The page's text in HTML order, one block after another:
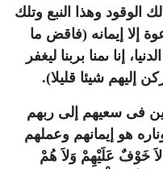
الوقود وهذا النبع وتلك
إلا إيمانه (فاقض ما
إنا ىمنا بربنا ليغفر
إليهم شيئا قليلا).
فى سعيهم إلى ربهم
هو إيمانهم وعملهم
لاَ خَوْفٌ عَلَيْهِمْ وَلاَ هُمْ